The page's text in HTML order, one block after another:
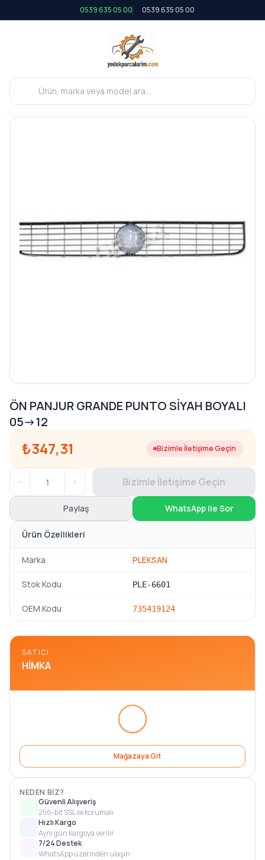
0539 635 05 00 0539 635 05 00
ÖN PANJUR GRANDE PUNTO SİYAH BOYALI
05->12
₺347,31 Bizimle İletişime Geçin
− + Bizimle İletişime Geçin
Paylaş WhatsApp ile Sor
Ürün Özellikleri
Marka PLEKSAN
Stok Kodu PLE-6601
OEM Kodu 735419124
SATICI
HIMKA
Mağazaya Git
NEDEN BIZ?
Güvenli Alışveriş
256-bit SSL ile korumalı
Hızlı Kargo
Aynı gün kargoya verilir
7/24 Destek
WhatsApp üzerinden ulaşın